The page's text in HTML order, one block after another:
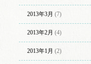
2013年3月 (7)
2013年2月 (4)
2013年1月 (2)